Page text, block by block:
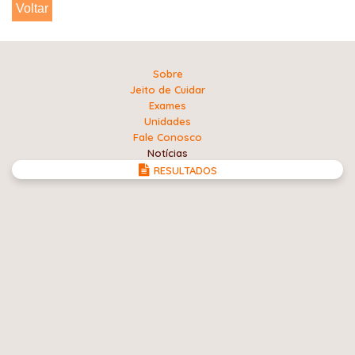
Voltar
Sobre
Jeito de Cuidar
Exames
Unidades
Fale Conosco
Notícias
RESULTADOS